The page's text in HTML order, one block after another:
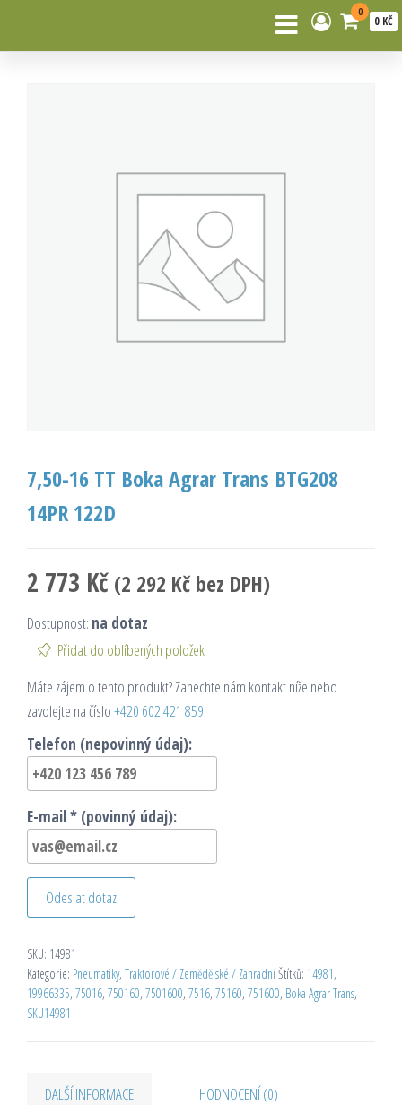
0
0 KČ
7,50-16 TT Boka Agrar Trans BTG208
14PR 122D
2 773 Kč (2 292 Kč bez DPH)
Dostupnost: na dotaz
Přidat do oblíbených položek
Máte zájem o tento produkt? Zanechte nám kontakt níže nebo
zavolejte na číslo+420 602 421 859.
Telefon (nepovinný údaj):
E-mail * (povinný údaj):
Odeslat dotaz
SKU: 14981
Kategorie: Pneumatiky, Traktorové / Zemědělské / ZahradníŠtítků: 14981,
19966335, 75016, 750160, 7501600, 7516, 75160, 751600, Boka Agrar Trans,
SKU14981
DALŠÍ INFORMACE HODNOCENÍ (0)